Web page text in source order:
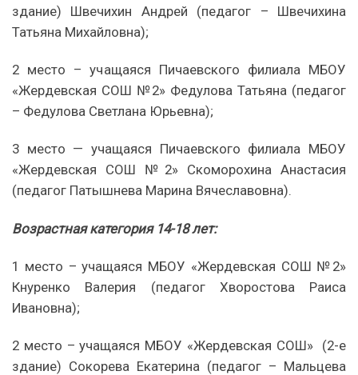
здание) Швечихин Андрей (педагог – Швечихина
Татьяна Михайловна);
2 место – учащаяся Пичаевского филиала МБОУ
«Жердевская СОШ №2» Федулова Татьяна (педагог
– Федулова Светлана Юрьевна);
3 место — учащаяся Пичаевского филиала МБОУ
«Жердевская СОШ №2» Скоморохина Анастасия
(педагог Патышнева Марина Вячеславовна).
Возрастная категория 14-18 лет:
1 место – учащаяся МБОУ «Жердевская СОШ №2»
Кнуренко Валерия (педагог Хворостова Раиса
Ивановна);
2 место – учащаяся МБОУ «Жердевская СОШ» (2-е
здание) Сокорева Екатерина (педагог – Мальцева